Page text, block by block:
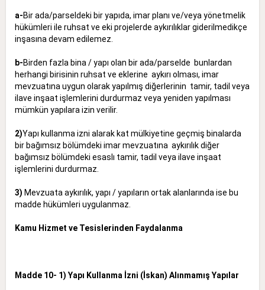
a-Bir ada/parseldeki bir yapıda, imar planı ve/veya yönetmelik
hükümleri ile ruhsat ve eki projelerde aykırılıklar giderilmedikçe
inşasına devam edilemez.
b-Birden fazla bina / yapı olan bir ada/parselde bunlardan
herhangi birisinin ruhsat ve eklerine aykırı olması, imar
mevzuatına uygun olarak yapılmış diğerlerinin tamir, tadil veya
ilave inşaat işlemlerini durdurmaz veya yeniden yapılması
mümkün yapılara izin verilir.
2)Yapı kullanma izni alarak kat mülkiyetine geçmiş binalarda
bir bağımsız bölümdeki imar mevzuatına aykırılık diğer
bağımsız bölümdeki esaslı tamir, tadil veya ilave inşaat
işlemlerini durdurmaz.
3) Mevzuata aykırılık, yapı / yapıların ortak alanlarında ise bu
madde hükümleri uygulanmaz.
Kamu Hizmet ve Tesislerinden Faydalanma
Madde 10- 1) Yapı Kullanma İzni (İskan) Alınmamış Yapılar